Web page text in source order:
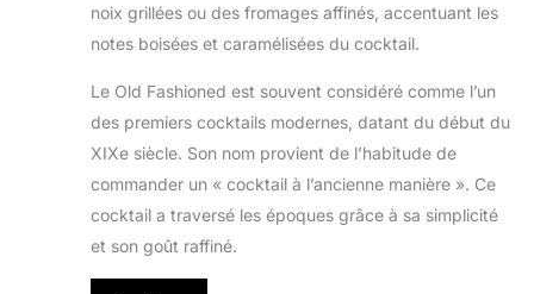
noix grillées ou des fromages affinés, accentuant les
notes boisées et caramélisées du cocktail.
Le Old Fashioned est souvent considéré comme l’un
des premiers cocktails modernes, datant du début du
XIXe siècle. Son nom provient de l’habitude de
commander un « cocktail à l’ancienne manière ». Ce
cocktail a traversé les époques grâce à sa simplicité
et son goût raffiné.